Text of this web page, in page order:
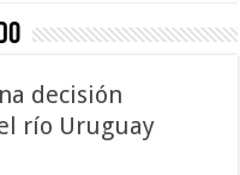
decisión
río Uruguay